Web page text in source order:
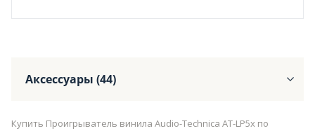
Аксессуары (44)
Купить Проигрыватель винила Audio-Technica AT-LP5x по